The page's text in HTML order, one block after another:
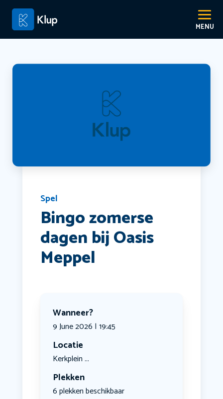
Spel
Bingo zomerse
dagen bij Oasis
Meppel
Wanneer?
9 June 2026 | 19:45
Locatie
Kerkplein ...
Plekken
6 plekken beschikbaar